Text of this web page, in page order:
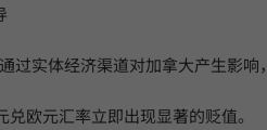
实体经济渠道对加拿大产生影响
欧元汇率立即出现显著的贬值。